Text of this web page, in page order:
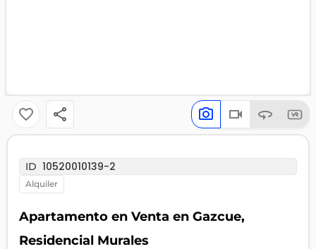
ID 10520010139-2
alquiler
Apartamento en Venta en Gazcue,
Residencial Murales